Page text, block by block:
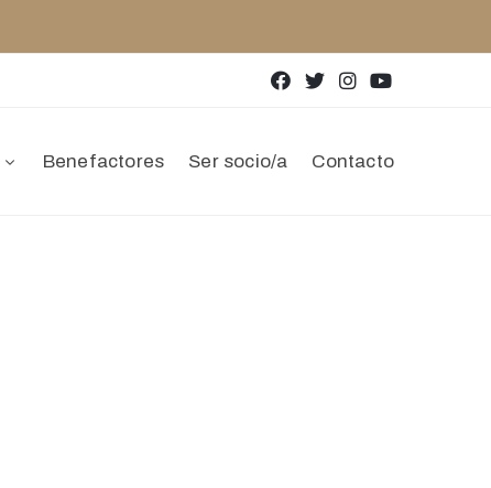
Benefactores Ser socio/a Contacto